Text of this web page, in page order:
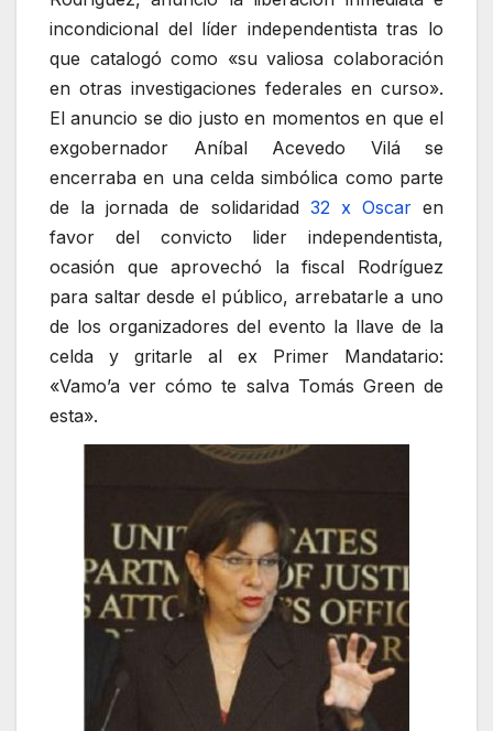
incondicional del líder independentista tras lo
que catalogó como «su valiosa colaboración
en otras investigaciones federales en curso».
El anuncio se dio justo en momentos en que el
exgobernador Aníbal Acevedo Vilá se
encerraba en una celda simbólica como parte
de la jornada de solidaridad 32 x Oscaren
favor del convicto lider independentista,
ocasión que aprovechó la fiscal Rodríguez
para saltar desde el público, arrebatarle a uno
de los organizadores del evento la llave de la
celda y gritarle al ex Primer Mandatario:
«Vamo’a ver cómo te salva Tomás Green de
esta».